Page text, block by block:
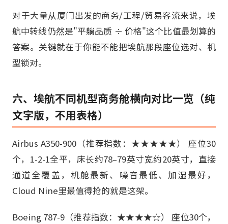
对于大量从厦门出发的商务/工程/贸易客流来说，埃
航中转线仍然是"平躺品质 ÷ 价格"这个比值最划算的
答案。关键就在于你能不能把埃航那段座位选对、机
型锁对。
六、埃航不同机型商务舱横向对比一览（纯
文字版，不用表格）
Airbus A350-900（推荐指数：★★★★★） 座位30
个，1-2-1全平，床长约78–79英寸宽约20英寸，直接
通道全覆盖，机舱最新、噪音最低、加湿最好，
Cloud Nine里最值得抢的就是这架。
Boeing 787-9（推荐指数：★★★★☆） 座位30个，